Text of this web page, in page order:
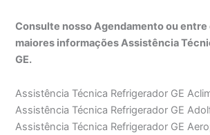
Consulte nosso Agendamento ou
maiores informações Assistência
GE.
Assistência Técnica Refrigerador GE
Assistência Técnica Refrigerador GE
Assistência Técnica Refrigerador GE